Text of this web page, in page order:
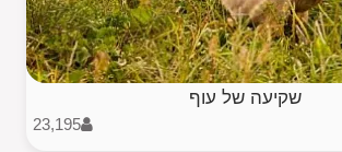
שקיעה של עוף
23,195